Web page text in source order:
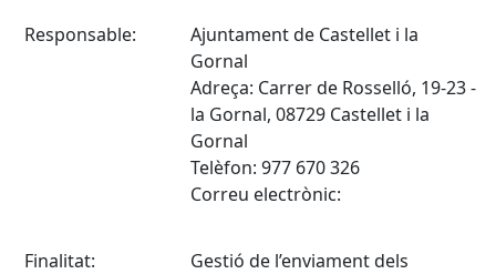
Responsable:
Ajuntament de Castellet i la
Gornal
Adreça: Carrer de Rosselló, 19-23 -
la Gornal, 08729 Castellet i la
Gornal
Telèfon: 977 670 326
Correu electrònic:
Finalitat:
Gestió de l’enviament dels